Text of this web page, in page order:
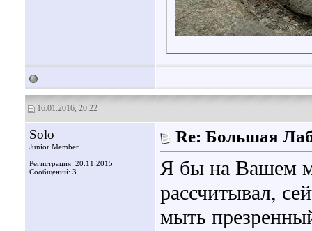
16.01.2016, 20:22
Solo
Junior Member
Регистрация: 20.11.2015
Сообщений: 3
Re: Большая
Я бы на Вашем
рассчитывал,
мыть